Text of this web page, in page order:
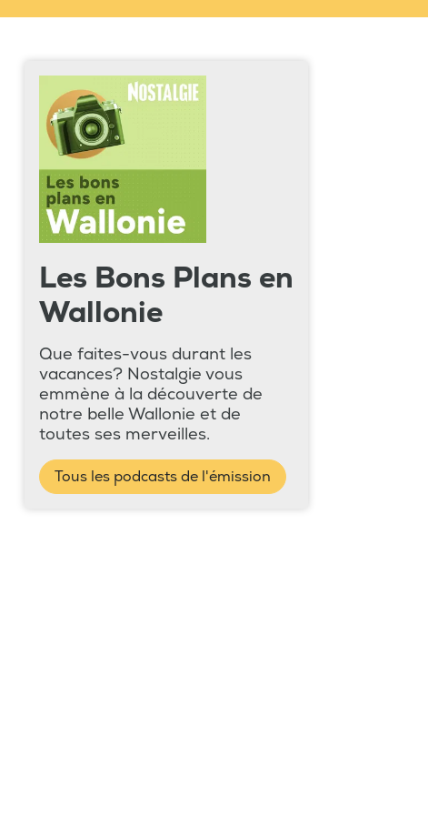
Les Bons Plans en
Wallonie
Que faites-vous durant les
vacances? Nostalgie vous
emmène à la découverte de
notre belle Wallonie et de
toutes ses merveilles.
Tous les podcasts de l'émission